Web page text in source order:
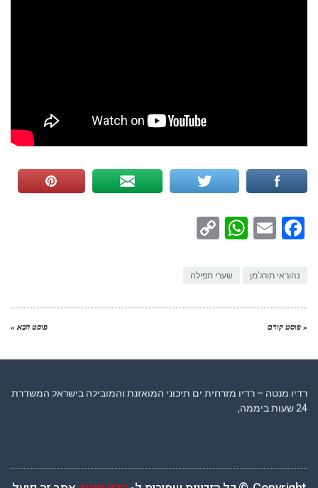
Facebook
Email
WhatsApp
נהוראי תורג'מן שערי תפילה
« פוסט קודם פוסט הבא »
רדיו מנטה – רדיו מזרחית ים תיכוני המואזנת והמובילה בישראל המשדרת
24 שעות ביממה,